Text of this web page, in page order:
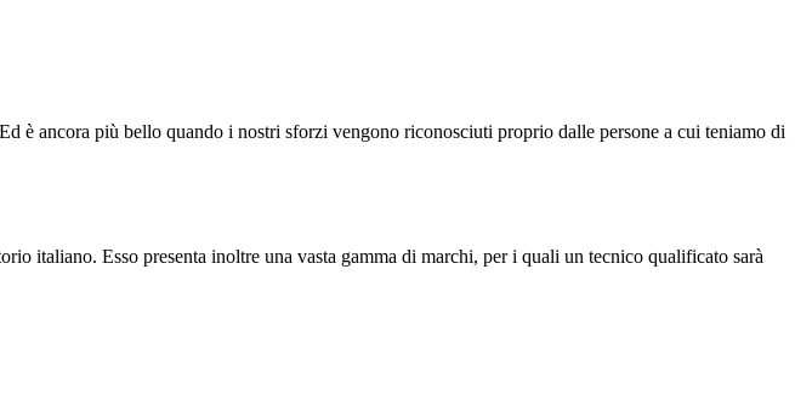
è ancora più bello quando i nostri sforzi vengono riconosciuti proprio dalle persone a cui teniamo di
italiano. Esso presenta inoltre una vasta gamma di marchi, per i quali un tecnico qualificato sarà